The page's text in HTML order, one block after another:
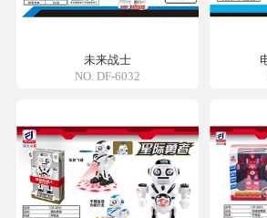
未来战士
NO. DF-6032